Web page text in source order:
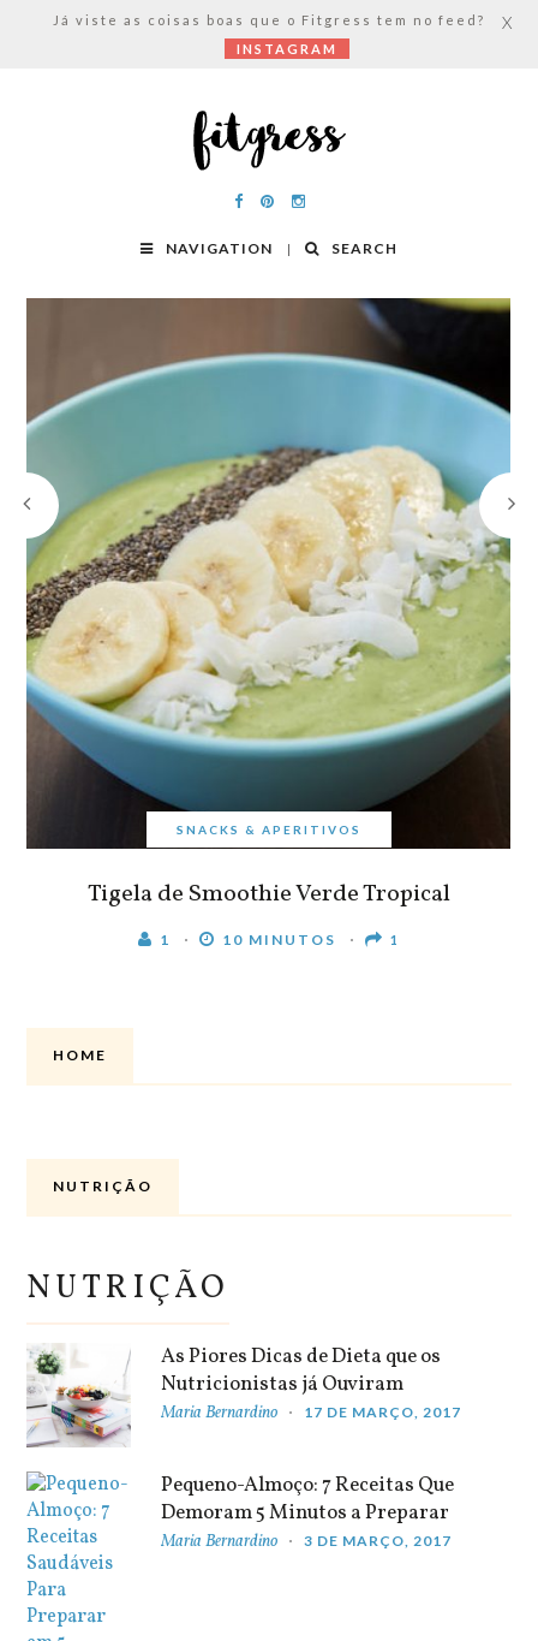
NAVIGATION SEARCH
SNACKS & APERITIVOS
Tigela de Smoothie Verde Tropical
1 10 MINUTOS 1
HOME
NUTRIÇÃO
NUTRIÇÃO
As Piores Dicas de Dieta que os
Nutricionistas já Ouviram
Maria Bernardino 17 DE MARÇO, 2017
Pequeno-Almoço: 7 Receitas Que
Demoram 5 Minutos a Preparar
Maria Bernardino 3 DE MARÇO, 2017
Já viste as coisas boas que o Fitgress tem no feed?
INSTAGRAM
X